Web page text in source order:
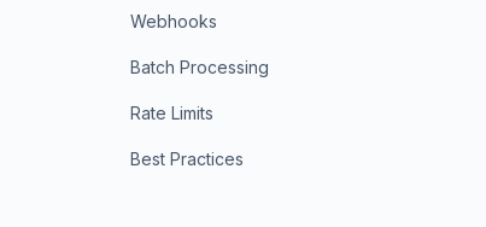
Webhooks
Batch Processing
Rate Limits
Best Practices